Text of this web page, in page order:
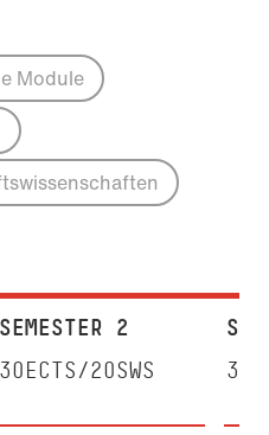
Module
SEMESTER 2
30ECTS/20SWS